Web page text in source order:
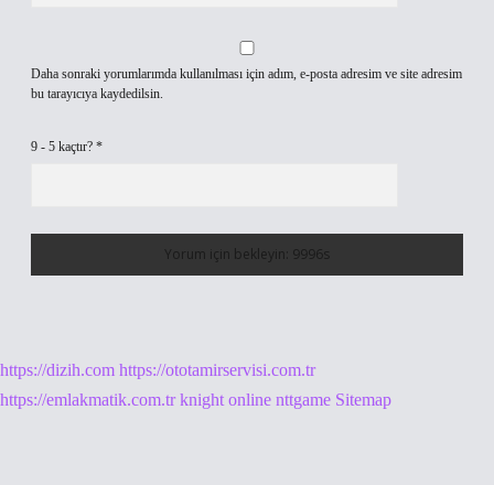
Daha sonraki yorumlarımda kullanılması için adım, e-posta adresim ve site adresim
bu tarayıcıya kaydedilsin.
9 - 5 kaçtır? *
https://dizih.com https://ototamirservisi.com.tr
https://emlakmatik.com.tr knight online nttgame Sitemap